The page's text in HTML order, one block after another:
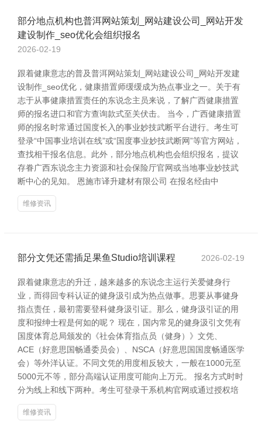
部分地点机构也普洱网站策划_网站建设公司_网站开发
建设制作_seo优化会组织报名
2026-02-19
跟着健康意志的普及普洱网站策划_网站建设公司_网站开发建
设制作_seo优化，健康措置师缓缓成为热点事业之一。关于有
志于从事健康措置责任的东说念主员来说，了解广西健康措置
师的报名进口和官方查询款式至关伏击。 当今，广西健康措置
师的报名时常通过国度长入的事业妙技武断平台进行。考生可
登录“中国事业培训在线”或“国度事业妙技武断网”等官方网站，
查找相干报名信息。此外，部分地点机构也会组织报名，提议
存眷广西东说念主力资源和社会保险厅官网或当地事业妙技武
断中心的见知。 恩施市译升建材有限公司 在报名经由中
维修资讯
部分文凭还需插足果鱼Studio培训课程 2026-02-19
跟着健康意志的升迁，越来越多的东说念主运行关爱健身行
业，而得回专科认证的健身汲引成为热点做事。思要从事健身
指点责任，最初需要登科健身汲引证。那么，健身汲引证的用
度和报绅士程是何如的呢？ 现在，国内常见的健身汲引文凭有
国度体育总局颁发的《社会体育指点员（健身）》文凭、
ACE（好意思国畅通委员会）、NSCA（好意思国国度畅通医学
会）等外洋认证。不同文凭的用度相反较大，一般在1000元至
5000元不等，部分高端认证用度可能向上万元。 报名方式时时
分为线上和线下两种。考生可登录干系机构官网或通过授权培
维修资讯